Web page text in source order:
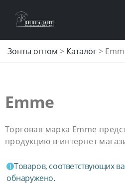
Зонты оптом > Каталог>
Emme
Торговая марка Emme
продукцию в интернет
Товаров, соответствующих
обнаружено.